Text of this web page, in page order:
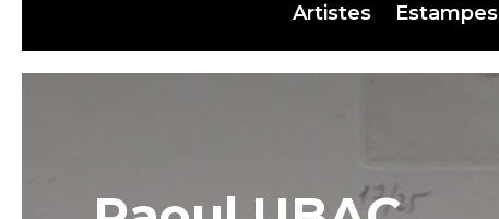
Artistes Estampes